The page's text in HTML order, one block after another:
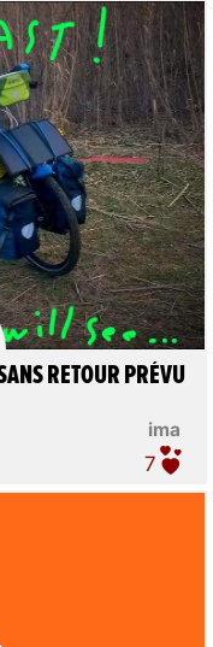
ima
RETOUR PRÉVU
7